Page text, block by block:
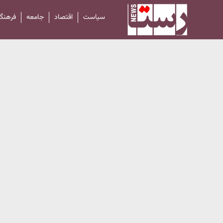
سیاست اقتصاد جامعه